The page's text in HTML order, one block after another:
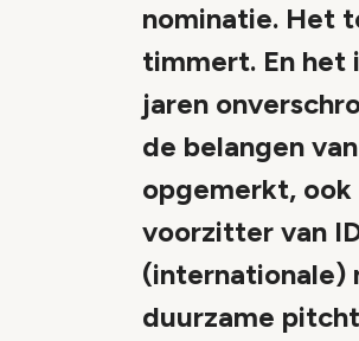
nominatie. Het
timmert. En het
jaren
de belangen
opgemerkt, ook
voorzitter van
(internationale)
duurzame